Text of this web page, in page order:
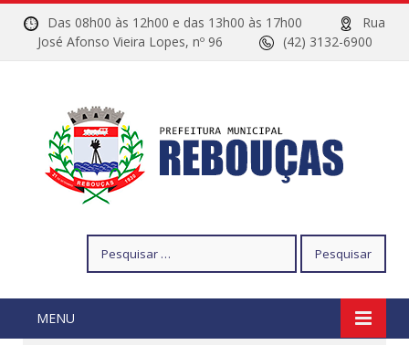
Das 08h00 às 12h00 e das 13h00 às 17h00
Rua
José Afonso Vieira Lopes, nº 96
(42) 3132-6900
por:
MENU